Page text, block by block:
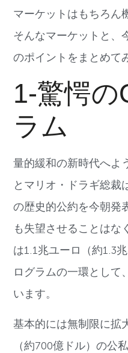
マーケットはもちろん
そんなマーケットと、
のポイントをまとめて
1-驚愕
ラム
量的緩和の新時代へよ
とマリオ・ドラギ総裁
の歴史的公約を今朝発
も失望させることはな
は1.1兆ユーロ（約1.3
ログラムの一環として
います。
基本的には無制限に拡
（約700億ドル）の公